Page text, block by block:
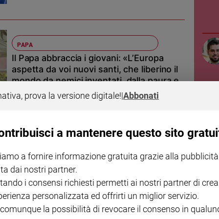
PAPA
Il Papa abbraccia i giovani: «L’Europa
aspetta da voi nuovi santi, che liberino il
mondo da nemici inventati, dalla paura e
dalla logica della potenza»
pace
dalla nostra inviata ad Assisi Annachiara Valle
Pizzaballa: «Una terra senza legge. Per
fermare il conflitto ci vogliono nuovi
prova la versione digitale!|Abbonati
a mantenere questo sito
a fornire informazione gratuita grazie alla pubblicità
dai nostri partner.
i consensi richiesti permetti ai nostri partner di
personalizzata ed offrirti un miglior servizio.
la possibilità di revocare il consenso in